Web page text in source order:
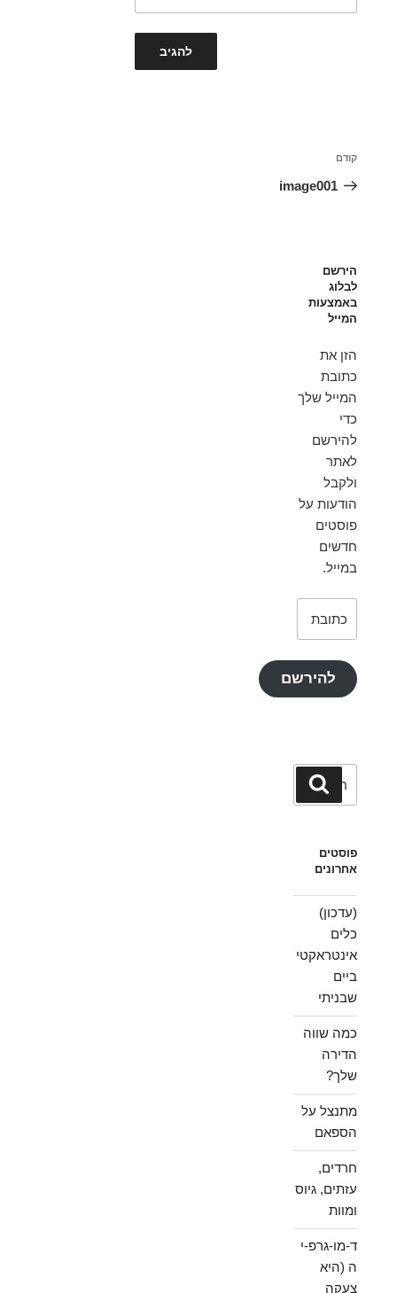
הפוסט
הקודם
קודם
image001
הירשם
לבלוג
באמצעות
המייל
הזן את
כתובת
המייל שלך
כדי
להירשם
לאתר
ולקבל
הודעות על
פוסטים
חדשים
במייל.
דואר
להירשם
חפש: חיפוש
פוסטים
אחרונים
(עדכון)
כלים
אינטראקטי
ביים
שבניתי
כמה שווה
הדירה
שלך?
מתנצל על
הספאם
חרדים,
עזתים, גיוס
ומוות
ד-מו-גרפ-י
ה (היא
צעקה